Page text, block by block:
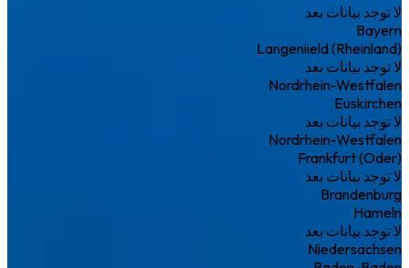
لا توجد بيانات بعد
Bayern
Langeniield (Rheinland)
لا توجد بيانات بعد
Nordrhein-Westfalen
Euskirchen
لا توجد بيانات بعد
Nordrhein-Westfalen
Frankfurt (Oder)
لا توجد بيانات بعد
Brandenburg
Hameln
لا توجد بيانات بعد
Niedersachsen